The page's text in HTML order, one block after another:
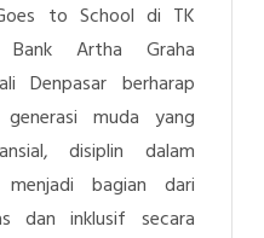
to School di TK
Artha Graha
Denpasar berharap
muda yang
disiplin dalam
bagian dari
dan inklusif secara